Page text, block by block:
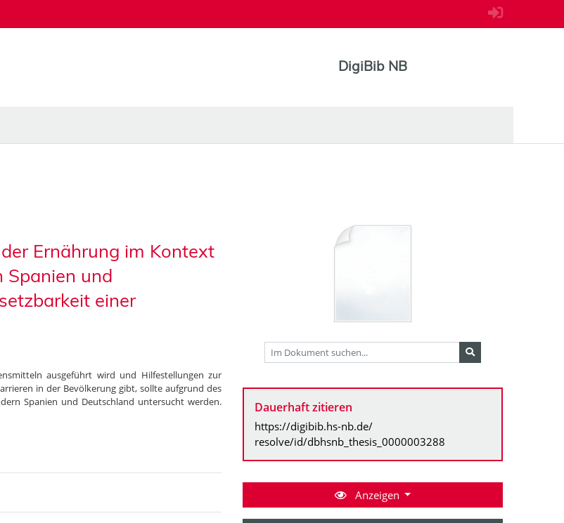
DigiBib NB
Ernährung im Kontext
Spanien und
einer
ausgeführt wird und Hilfestellungen zur
in der Bevölkerung gibt, sollte aufgrund des
Spanien und Deutschland untersucht werden.
Dauerhaft zitieren
https://digibib.hs-nb.de/
resolve/id/dbhsnb_thesis_0000003288
Anzeigen